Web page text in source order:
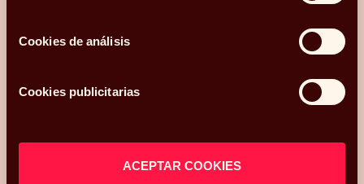
Cookies de análisis
Cookies publicitarias
ACEPTAR COOKIES
¿Qué más te gustaría compartir con nosotros?
Acepto recibir comunicaciones relacionadas con mi consulta.